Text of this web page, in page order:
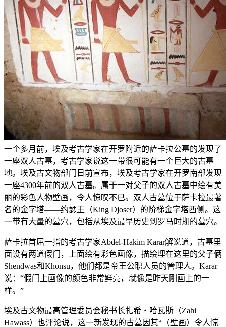
一个多月前，埃及考古学家在开罗附近的萨卡拉公墓的发现了
一座双人古墓，考古学家说这一带很可能有一个巨大的古墓
地。埃及古文物部门日前宣布，埃及考古学家在开罗南部发现
一座4300年前的双人古墓。属于一对父子的双人古墓中绘有美
丽的彩色人物壁画，令人惊叹不已。双人古墓位于萨卡拉最著
名的金字塔——约瑟王（King Djoser）的阶梯金字塔西侧。这
一带有大量的墓穴，包括从埃及最早历史到罗马时期的墓穴。
萨卡拉首屈一指的考古学家Abdel-Hakim Karar解说道，古墓里
面设有两道假门，上面绘有彩色画像，描绘埋在这里的父子俩
Shendwas和Khonsu，他们都是帝王公职人员的管理人。Karar
说：“假门上画像的颜色非常鲜亮，就像是昨天刚画上的一
样。”
埃及古文物最高管理委员会秘书长扎希‧哈瓦斯（Zahi
Hawass）也评论说，这一新发现的古墓因其“（壁画）令人惊